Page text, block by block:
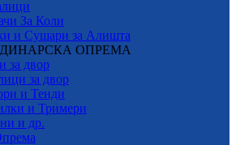
За Коли
и Сушари за Алишта
ОПРЕМА
за двор
за двор
и Тенди
и Тримери
и др.